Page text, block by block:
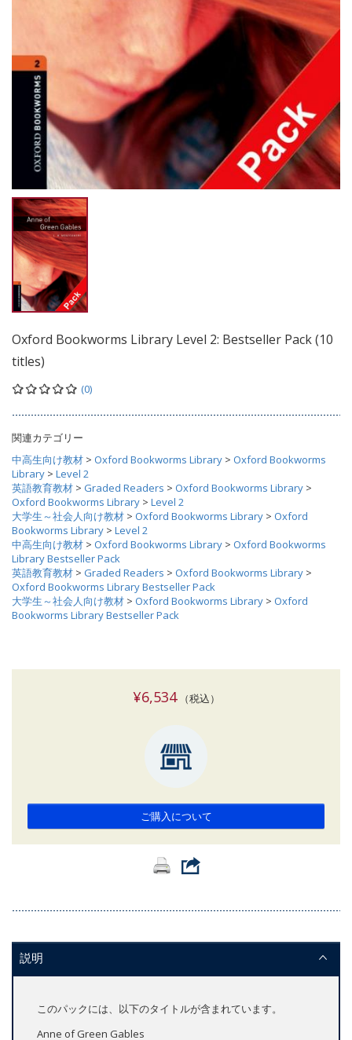
Oxford Bookworms Library Level 2: Bestseller Pack (10
titles)
(0)
関連カテゴリー
中高生向け教材 > Oxford Bookworms Library > Oxford Bookworms
Library > Level 2
英語教育教材 > Graded Readers > Oxford Bookworms Library >
Oxford Bookworms Library > Level 2
大学生～社会人向け教材 > Oxford Bookworms Library > Oxford
Bookworms Library > Level 2
中高生向け教材 > Oxford Bookworms Library > Oxford Bookworms
Library Bestseller Pack
英語教育教材 > Graded Readers > Oxford Bookworms Library >
Oxford Bookworms Library Bestseller Pack
大学生～社会人向け教材 > Oxford Bookworms Library > Oxford
Bookworms Library Bestseller Pack
¥6,534（税込）
ご購入について
説明
このパックには、以下のタイトルが含まれています。
Anne of Green Gables